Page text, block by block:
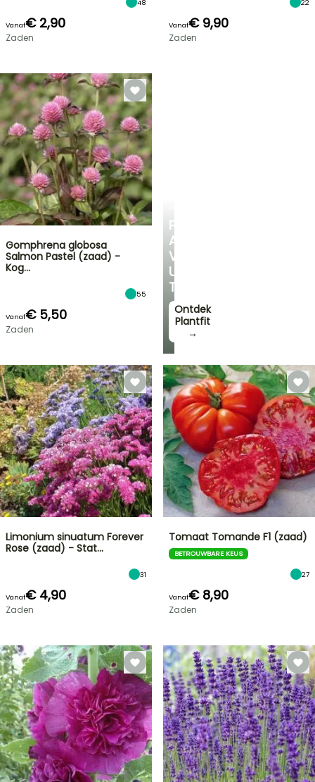
PERSOONLIJK
ADVIES
VOOR
UW
TUIN
Ontdek
Plantfit
→
48
Vanaf€ 2,90
Zaden
22
Vanaf€ 9,90
Zaden
Gomphrena globosa
Salmon Pastel (zaad) -
Kog…
55
Vanaf€ 5,50
Zaden
Limonium sinuatum Forever
Rose (zaad) - Stat…
31
Vanaf€ 4,90
Zaden
Tomaat Tomande F1 (zaad)
BETROUWBARE KEUS
27
Vanaf€ 8,90
Zaden